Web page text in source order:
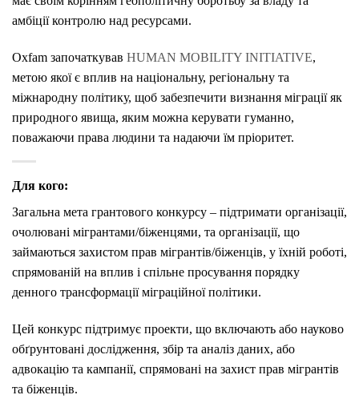
амбіції контролю над ресурсами.
Oxfam започаткував HUMAN MOBILITY INITIATIVE,
метою якої є вплив на національну, регіональну та
міжнародну політику, щоб забезпечити визнання міграції як
природного явища, яким можна керувати гуманно,
поважаючи права людини та надаючи їм пріоритет.
Для кого:
Загальна мета грантового конкурсу – підтримати організації,
очолювані мігрантами/біженцями, та організації, що
займаються захистом прав мігрантів/біженців, у їхній роботі,
спрямованій на вплив і спільне просування порядку
денного трансформації міграційної політики.
Цей конкурс підтримує проекти, що включають або науково
обґрунтовані дослідження, збір та аналіз даних, або
адвокацію та кампанії, спрямовані на захист прав мігрантів
та біженців.